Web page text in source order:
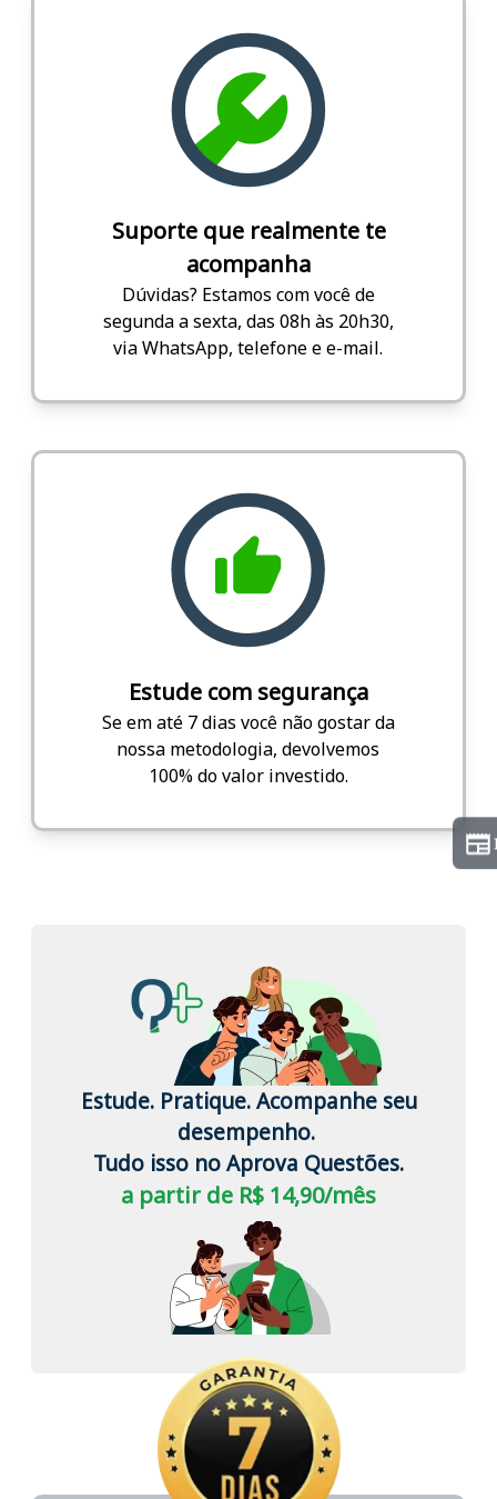
Suporte que realmente te
acompanha
Dúvidas? Estamos com você de
segunda a sexta, das 08h às 20h30,
via WhatsApp, telefone e e-mail.
Estude com segurança
Se em até 7 dias você não gostar da
nossa metodologia, devolvemos
100% do valor investido.
Estude. Pratique. Acompanhe seu
desempenho.
Tudo isso no Aprova Questões.
a partir de R$ 14,90/mês